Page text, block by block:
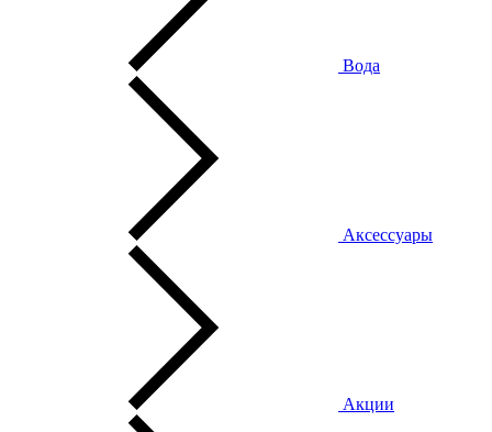
Вода
Аксессуары
Акции